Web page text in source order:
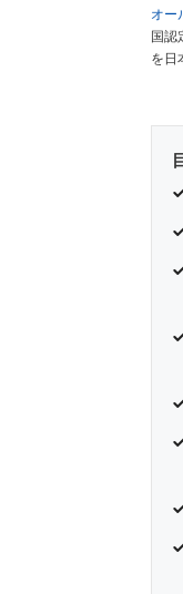
オー
国認
を日
イン
ネ
食
タ